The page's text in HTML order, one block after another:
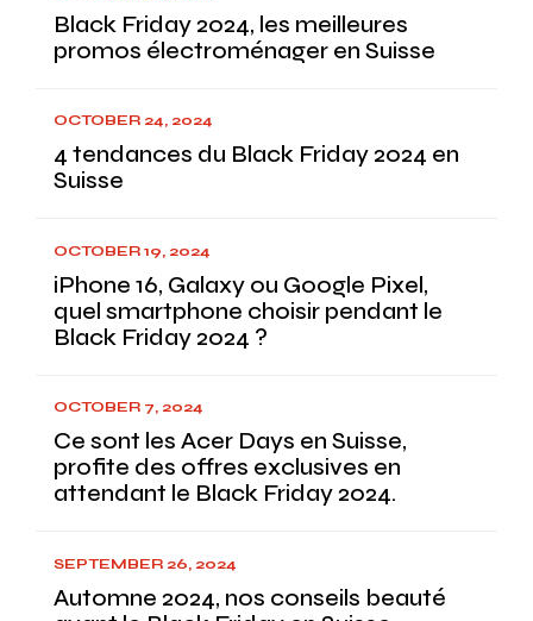
Black Friday 2024, les meilleures
promos électroménager en Suisse
OCTOBER 24, 2024
4 tendances du Black Friday 2024 en
Suisse
OCTOBER 19, 2024
iPhone 16, Galaxy ou Google Pixel,
quel smartphone choisir pendant le
Black Friday 2024 ?
OCTOBER 7, 2024
Ce sont les Acer Days en Suisse,
profite des offres exclusives en
attendant le Black Friday 2024.
SEPTEMBER 26, 2024
Automne 2024, nos conseils beauté